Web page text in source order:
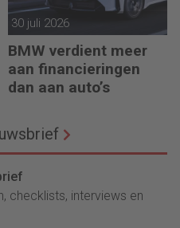
30 juli 2026
BMW verdient meer
aan financieringen
dan aan auto’s
checklists, interviews en